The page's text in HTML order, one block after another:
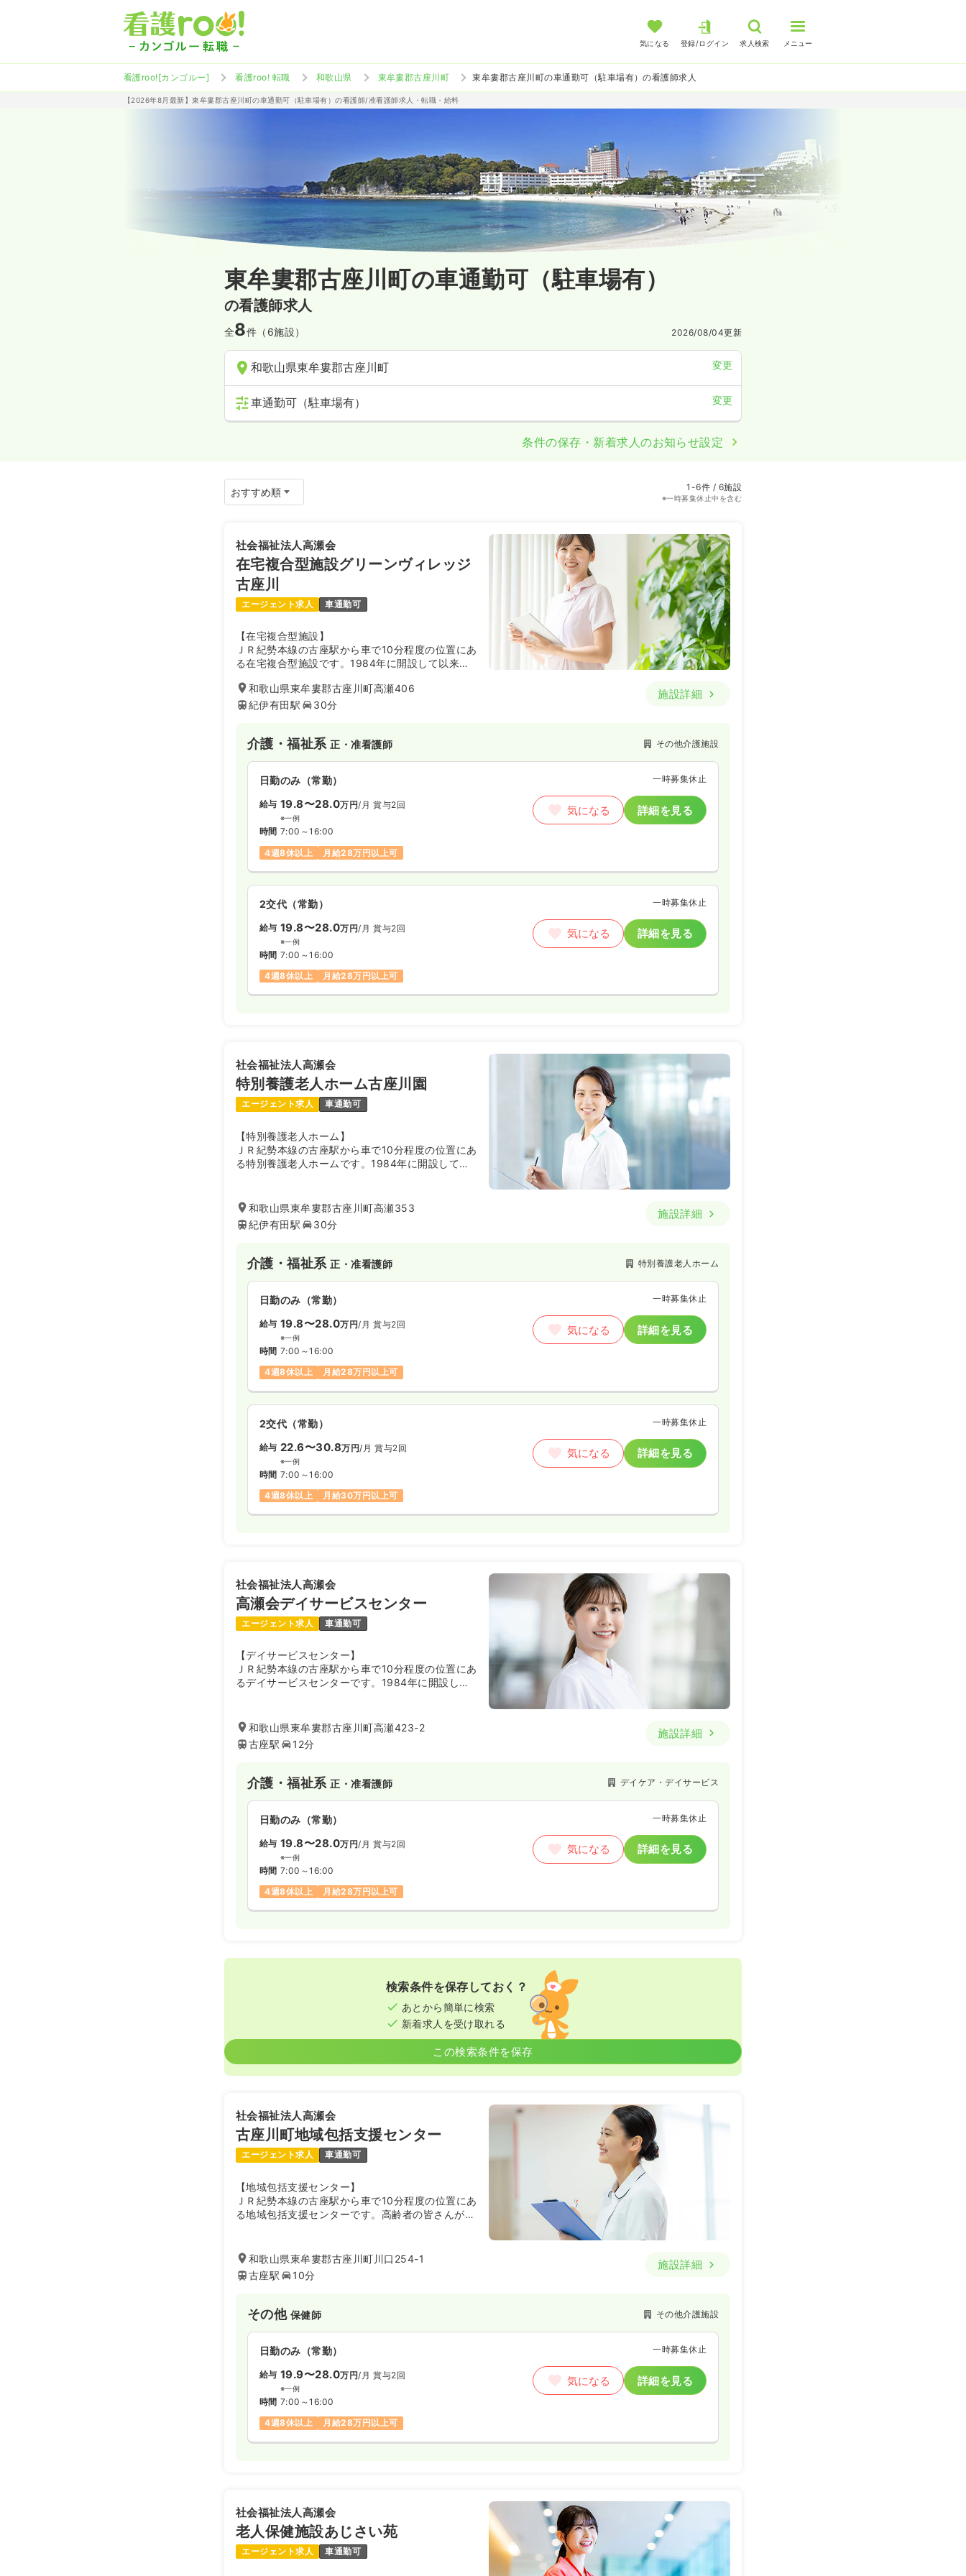
気になる 登録/ログイン 求人検索 メニュー
看護roo![カンゴルー] 看護roo! 転職 和歌山県 東牟婁郡古座川町 東牟婁郡古座川町の車通勤可（駐車場有）の看護師求人
【2026年8月最新】東牟婁郡古座川町の車通勤可（駐車場有）の看護師/准看護師求人・転職・給料
東牟婁郡古座川町の車通勤可（駐車場有）
の看護師求人
全8件（6施設） 2026/08/04更新
和歌山県東牟婁郡古座川町 変更
車通勤可（駐車場有） 変更
条件の保存・新着求人のお知らせ設定
1-6件 / 6施設
※一時募集休止中を含む
社会福祉法人高瀬会
在宅複合型施設グリーンヴィレッジ
古座川
エージェント求人 車通勤可
【在宅複合型施設】
ＪＲ紀勢本線の古座駅から車で10分程度の位置にあ
る在宅複合型施設です。1984年に開設して以来、
が、住み慣れた家庭や地域の中で、ともに助け合
い、生き生きとした豊かな生活が出来るようなネッ
り、古座川が近くを流れています。
和歌山県東牟婁郡古座川町高瀬406
紀伊有田駅
30分
施設詳細
介護・福祉系正・准看護師 その他介護施設
日勤のみ（常勤） 一時募集休止
給与 19.8〜28.0万円/月 賞与2回
※一例
時間 7:00～16:00
4週8休以上
月給28万円以上可
気になる 詳細を見る
2交代（常勤） 一時募集休止
給与 19.8〜28.0万円/月 賞与2回
※一例
時間 7:00～16:00
4週8休以上
月給28万円以上可
気になる 詳細を見る
社会福祉法人高瀬会
特別養護老人ホーム古座川園
エージェント求人 車通勤可
【特別養護老人ホーム】
ＪＲ紀勢本線の古座駅から車で10分程度の位置にあ
る特別養護老人ホームです。1984年に開設して以
サービス・在宅通所サービス・施設入所サービスを
提供しています。周辺には同法人の様々な施設や古
座川町若者広場球技場があり、古座川が近くを流れ
和歌山県東牟婁郡古座川町高瀬353
紀伊有田駅
30分
施設詳細
介護・福祉系正・准看護師 特別養護老人ホーム
日勤のみ（常勤） 一時募集休止
給与 19.8〜28.0万円/月 賞与2回
※一例
時間 7:00～16:00
4週8休以上
月給28万円以上可
気になる 詳細を見る
2交代（常勤） 一時募集休止
給与 22.6〜30.8万円/月 賞与2回
※一例
時間 7:00～16:00
4週8休以上
月給30万円以上可
気になる 詳細を見る
社会福祉法人高瀬会
高瀬会デイサービスセンター
エージェント求人 車通勤可
【デイサービスセンター】
ＪＲ紀勢本線の古座駅から車で10分程度の位置にあ
るデイサービスセンターです。1984年に開設して
問サービス・在宅通所サービス・施設入所サービス
を提供しています。周辺には同法人の様々な施設や
古座川町若者広場球技場があり、古座川が近くを流
和歌山県東牟婁郡古座川町高瀬423-2
古座駅
12分
施設詳細
介護・福祉系正・准看護師 デイケア・デイサービス
日勤のみ（常勤） 一時募集休止
給与 19.8〜28.0万円/月 賞与2回
※一例
時間 7:00～16:00
4週8休以上
月給28万円以上可
気になる 詳細を見る
検索条件を保存しておく？
あとから簡単に検索
新着求人を受け取れる
この検索条件を保存
社会福祉法人高瀬会
古座川町地域包括支援センター
エージェント求人 車通勤可
【地域包括支援センター】
ＪＲ紀勢本線の古座駅から車で10分程度の位置にあ
る地域包括支援センターです。高齢者の皆さんが住
「古座川町高齢者相談センター（古座川町地域包括
支援センター）」です。高齢者の方やそのご家族・
地域住民の方等からの相談に対応したり、高齢者福
います。周辺には同法人の様々な施設や古座川町若
者広場球技場があり、古座川が近くを流れていま
す。
和歌山県東牟婁郡古座川町川口254-1
古座駅
10分
施設詳細
その他 保健師 その他介護施設
日勤のみ（常勤） 一時募集休止
給与 19.9〜28.0万円/月 賞与2回
※一例
時間 7:00～16:00
4週8休以上
月給28万円以上可
気になる 詳細を見る
社会福祉法人高瀬会
老人保健施設あじさい苑
エージェント求人 車通勤可